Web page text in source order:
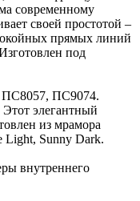
современному
своей простотой –
прямых линий
под
ПС8057, ПС9074.
элегантный
из мрамора
Light, Sunny Dark.
внутреннего